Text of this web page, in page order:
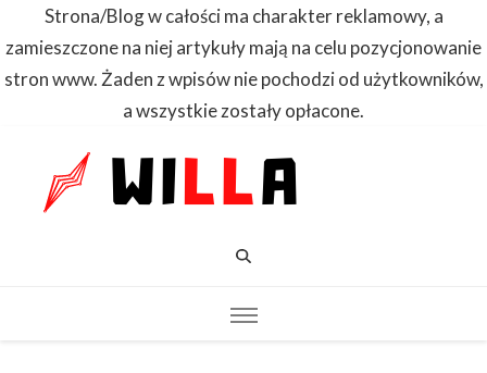
Strona/Blog w całości ma charakter reklamowy, a
zamieszczone na niej artykuły mają na celu pozycjonowanie
stron www. Żaden z wpisów nie pochodzi od użytkowników,
a wszystkie zostały opłacone.